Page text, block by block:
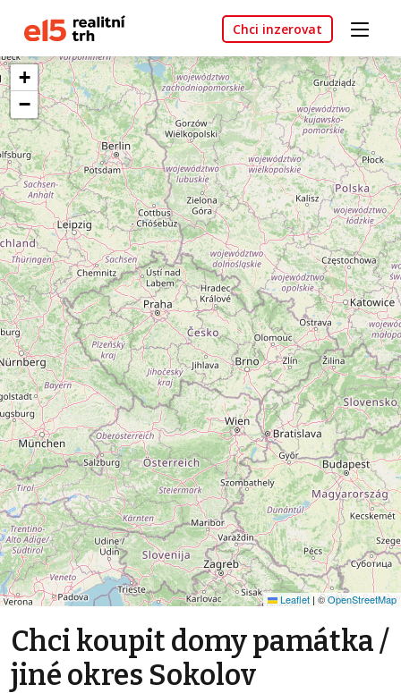
Chci inzerovat
+
−
Leaflet | ©OpenStreetMap
Chci koupit domy památka /
jiné okres Sokolov